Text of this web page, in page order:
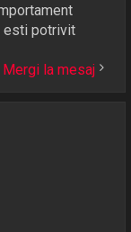
esti potrivit
Mergi la mesaj